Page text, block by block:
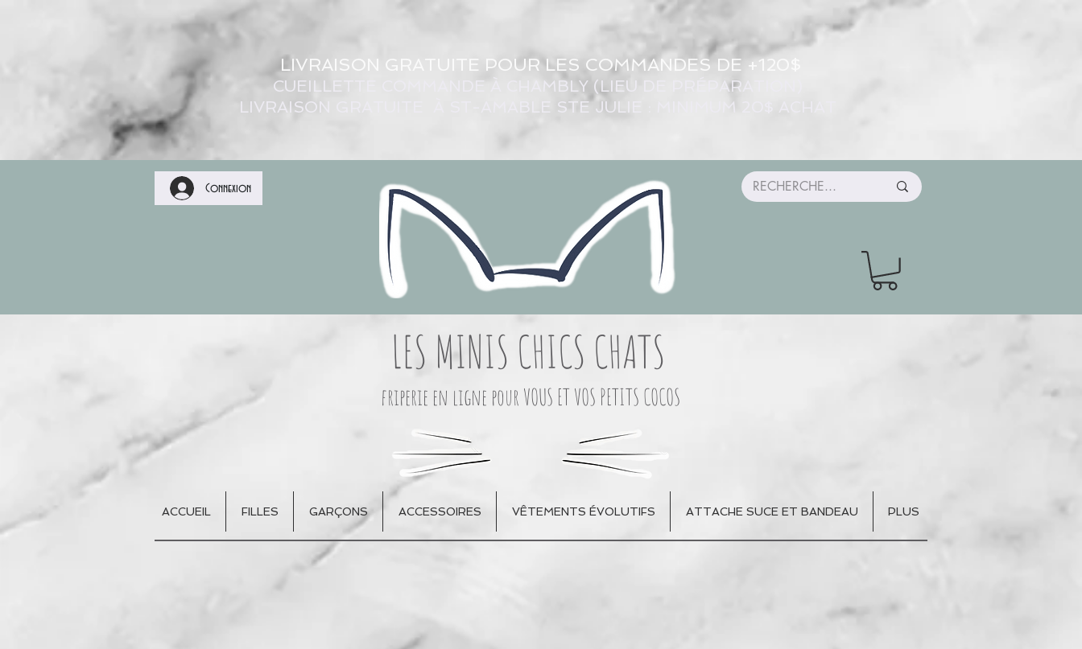
LIVRAISON GRATUITE POUR LES COMMANDES DE +120$
CUEILLETTE COMMANDE À CHAMBLY (LIEU DE PRÉPARATION)
LIVRAISON GRATUITE À ST-AMABLE STE JULIE : MINIMUM 20$ ACHAT
Connexion
LES MINIS CHICS CHATS
friperie en ligne pour VOUS ET VOS PETITS COCOS
ACCUEIL FILLES GARÇONS ACCESSOIRES VÊTEMENTS ÉVOLUTIFS ATTACHE SUCE ET BANDEAU PLUS